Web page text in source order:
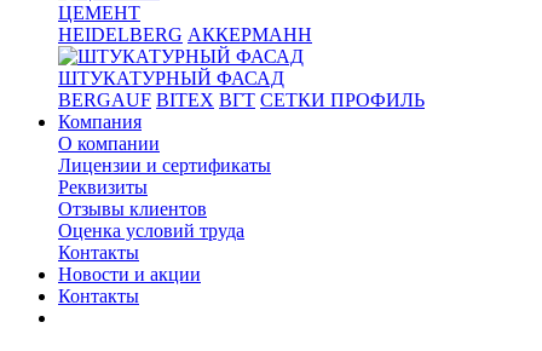
ЦЕМЕНТ
HEIDELBERG АККЕРМАНН
ШТУКАТУРНЫЙ ФАСАД
BERGAUF BITEX ВГТ СЕТКИ ПРОФИЛЬ
Компания
О компании
Лицензии и сертификаты
Реквизиты
Отзывы клиентов
Оценка условий труда
Контакты
Новости и акции
Контакты